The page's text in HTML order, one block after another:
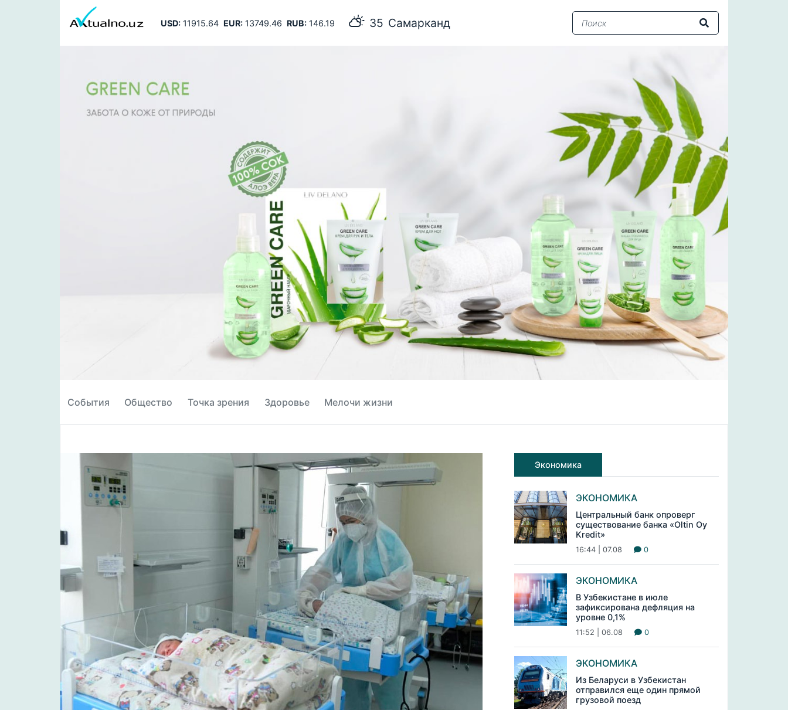
USD:11915.64 EUR:13749.46 RUB:146.19 35 Самарканд
События Общество Точка зрения Здоровье Мелочи жизни
Экономика
ЭКОНОМИКА
Центральный банк опроверг
существование банка «Oltin Oy
Kredit»
16:44 | 07.08 0
ЭКОНОМИКА
В Узбекистане в июле
зафиксирована дефляция на
уровне 0,1%
11:52 | 06.08 0
ЭКОНОМИКА
Из Беларуси в Узбекистан
отправился еще один прямой
грузовой поезд